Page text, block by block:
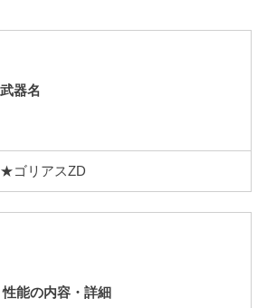
武器名
★ゴリアスZD
性能の内容・詳細